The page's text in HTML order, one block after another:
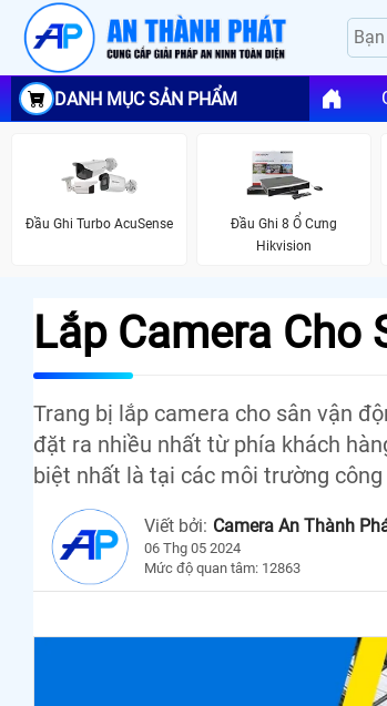
DANH MỤC SẢN PHẨM
Đầu Ghi Turbo AcuSense
Đầu Ghi 8 Ổ Cưng
Hikvision
Lắp Camera Cho
Trang bị lắp camera cho sân vận
đặt ra nhiều nhất từ phía khách
biệt nhất là tại các môi trường
Viết bởi: Camera An Thành
06 Thg 05 2024
Mức độ quan tâm: 12863